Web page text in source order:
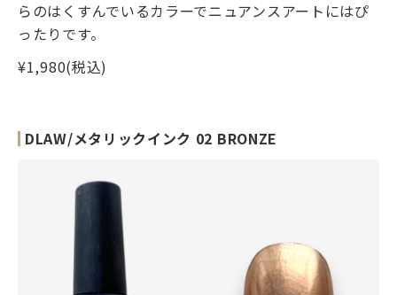
らのはくすんでいるカラーでニュアンスアートにはぴ
ったりです。
¥1,980(税込)
DLAW/メタリックインク 02 BRONZE